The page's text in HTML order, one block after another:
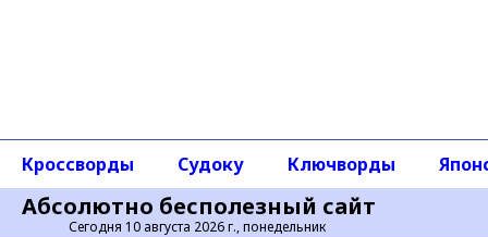
Абсолютно бесполезный сайт
Сегодня 10 августа 2026 г., понедельник
Кроссворды Судоку Ключворды